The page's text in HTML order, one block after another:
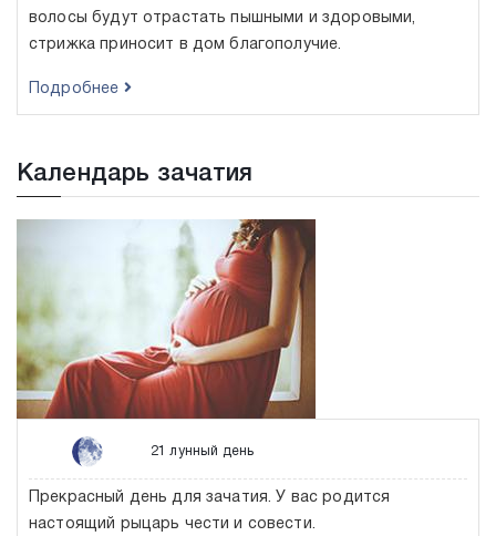
волосы будут отрастать пышными и здоровыми,
стрижка приносит в дом благополучие.
Подробнее
Календарь зачатия
21 лунный день
Прекрасный день для зачатия. У вас родится
настоящий рыцарь чести и совести.